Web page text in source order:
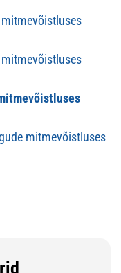
mitmevõistluses